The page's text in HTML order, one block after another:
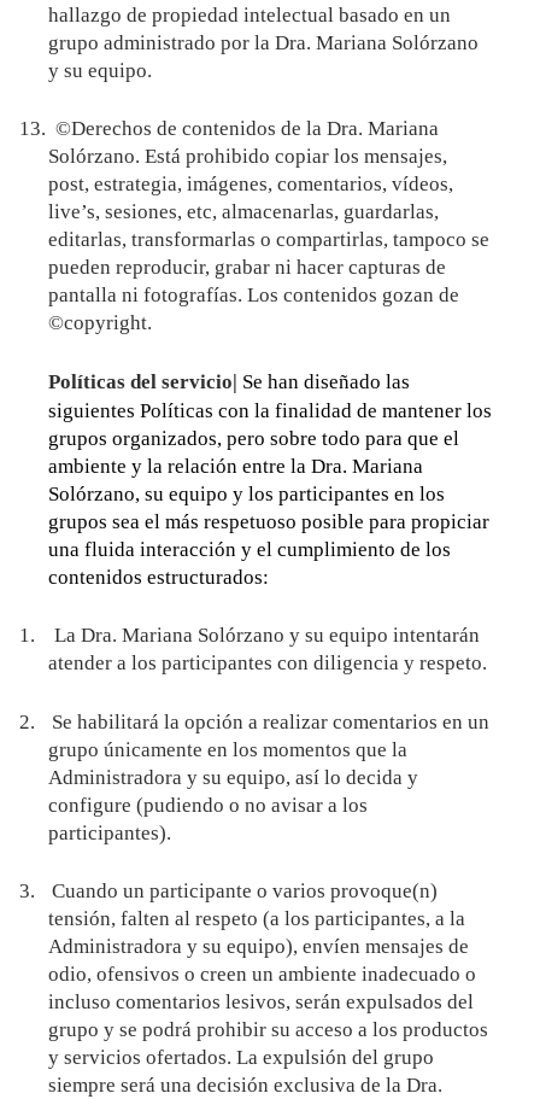
hallazgo de propiedad intelectual basado en un
grupo administrado por la Dra. Mariana Solórzano
y su equipo.
13. ©Derechos de contenidos de la Dra. Mariana
Solórzano. Está prohibido copiar los mensajes,
post, estrategia, imágenes, comentarios, vídeos,
live’s, sesiones, etc, almacenarlas, guardarlas,
editarlas, transformarlas o compartirlas, tampoco se
pueden reproducir, grabar ni hacer capturas de
pantalla ni fotografías. Los contenidos gozan de
©copyright.
Políticas del servicio| Se han diseñado las
siguientes Políticas con la finalidad de mantener los
grupos organizados, pero sobre todo para que el
ambiente y la relación entre la Dra. Mariana
Solórzano, su equipo y los participantes en los
grupos sea el más respetuoso posible para propiciar
una fluida interacción y el cumplimiento de los
contenidos estructurados:
1.
La Dra. Mariana Solórzano y su equipo intentarán
atender a los participantes con diligencia y respeto.
2.
Se habilitará la opción a realizar comentarios en un
grupo únicamente en los momentos que la
Administradora y su equipo, así lo decida y
configure (pudiendo o no avisar a los
participantes).
3.
Cuando un participante o varios provoque(n)
tensión, falten al respeto (a los participantes, a la
Administradora y su equipo), envíen mensajes de
odio, ofensivos o creen un ambiente inadecuado o
incluso comentarios lesivos, serán expulsados del
grupo y se podrá prohibir su acceso a los productos
y servicios ofertados. La expulsión del grupo
siempre será una decisión exclusiva de la Dra.